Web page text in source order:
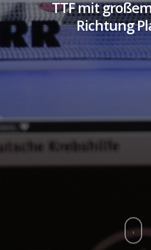
TTF mit
Richtung